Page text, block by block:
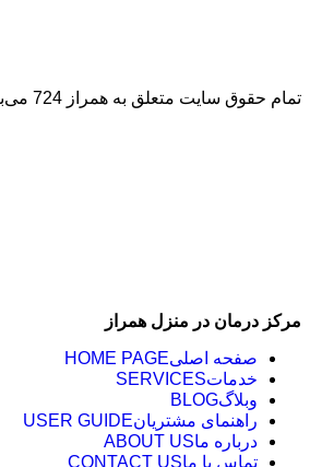
تمام حقوق سایت متعلق به همراز 724 می‌باشد |
مرکز درمان در منزل همراز
صفحه اصلیHOME PAGE
خدماتSERVICES
وبلاگBLOG
راهنمای مشتریانUSER GUIDE
درباره ماABOUT US
تماس با ماCONTACT US